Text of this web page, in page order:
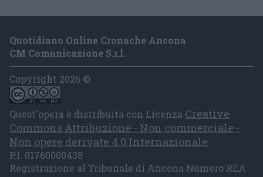
Quotidiano Online Cronache Ancona
CM Comunicazione S.r.l.
Copyright 2026 ©
Quest'opera è distribuita con Licenza Creative
Commons Attribuzione - Non commerciale -
Non opere derivate 4.0 Internazionale
P.I. 01760000438
Registrazione al Tribunale di Ancona Numero REA